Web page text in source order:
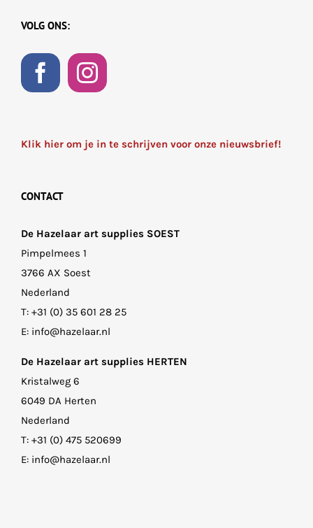
VOLG ONS:
Klik hier om je in te schrijven voor onze nieuwsbrief!
CONTACT
De Hazelaar art supplies SOEST
Pimpelmees 1
3766 AX Soest
Nederland
T: +31 (0) 35 601 28 25
E: info@hazelaar.nl
De Hazelaar art supplies HERTEN
Kristalweg 6
6049 DA Herten
Nederland
T: +31 (0) 475 520699
E: info@hazelaar.nl